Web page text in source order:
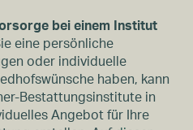
bei einem Institut
eine persönliche
oder individuelle
haben, kann
Bestattungsinstitute in
Angebot für Ihre